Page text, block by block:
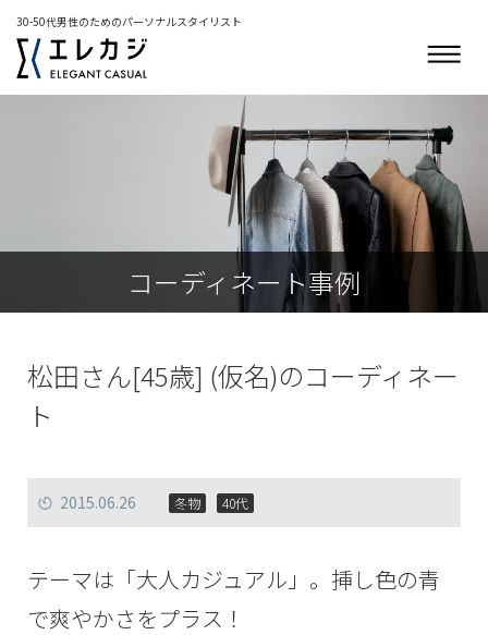
30-50代男性のためのパーソナルスタイリスト
コーディネート事例
松田さん[45歳] (仮名)のコーディネー
ト
2015.06.26 冬物 40代
テーマは「大人カジュアル」。挿し色の青
で爽やかさをプラス！